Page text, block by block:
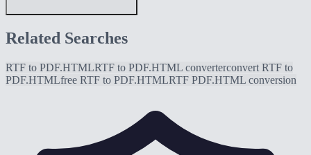
Related Searches
RTF to PDF.HTMLRTF to PDF.HTML converterconvert RTF to
PDF.HTMLfree RTF to PDF.HTMLRTF PDF.HTML conversion